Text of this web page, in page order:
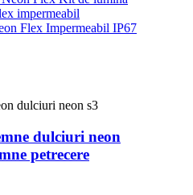
Flex Impermeabil IP67
dulciuri neon
petrecere